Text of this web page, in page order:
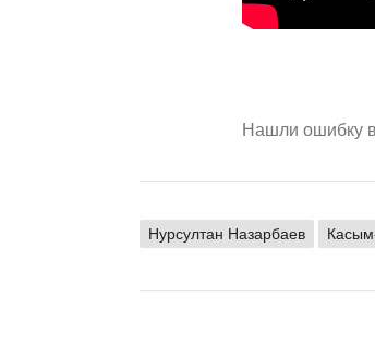
Нашли ошибку
Нурсултан Назарбаев